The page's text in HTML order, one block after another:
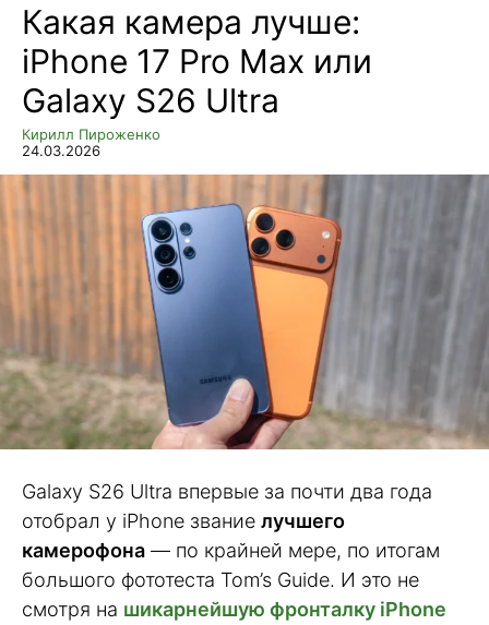
Какая камера лучше:
iPhone 17 Pro Max или
Galaxy S26 Ultra
Кирилл Пироженко
24.03.2026
Galaxy S26 Ultra впервые за почти два года
отобрал у iPhone звание лучшего
камерофона — по крайней мере, по итогам
большого фототеста Tom’s Guide. И это не
смотря на шикарнейшую фронталку iPhone